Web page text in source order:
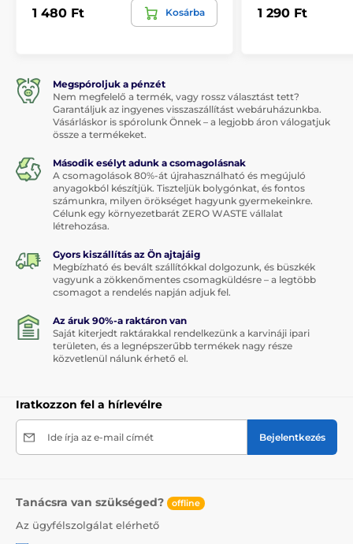
1 480 Ft Kosárba 1 290 Ft
Megspóroljuk a pénzét
Nem megfelelő a termék, vagy rossz választást tett?
Garantáljuk az ingyenes visszaszállítást webáruházunkba.
Vásárláskor is spórolunk Önnek – a legjobb áron válogatjuk
össze a termékeket.
Második esélyt adunk a csomagolásnak
A csomagolások 80%-át újrahasználható és megújuló
anyagokból készítjük. Tiszteljük bolygónkat, és fontos
számunkra, milyen örökséget hagyunk gyermekeinkre.
Célunk egy környezetbarát ZERO WASTE vállalat
létrehozása.
Gyors kiszállítás az Ön ajtajáig
Megbízható és bevált szállítókkal dolgozunk, és büszkék
vagyunk a zökkenőmentes csomagküldésre – a legtöbb
csomagot a rendelés napján adjuk fel.
Az áruk 90%-a raktáron van
Saját kiterjedt raktárakkal rendelkezünk a karvináji ipari
területen, és a legnépszerűbb termékek nagy része
közvetlenül nálunk érhető el.
Iratkozzon fel a hírlevélre
Ide írja az e-mail címét Bejelentkezés
Tanácsra van szükséged? offline
Az ügyfélszolgálat elérhető